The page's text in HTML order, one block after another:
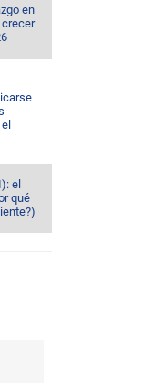
en
crecer
el
qué